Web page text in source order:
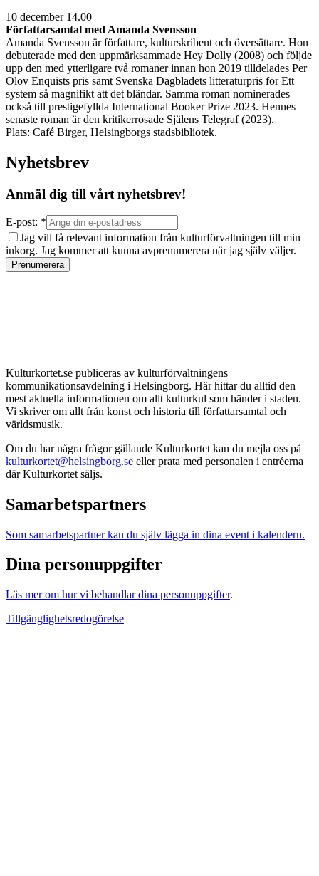
10 december 14.00
Författarsamtal med Amanda Svensson
Amanda Svensson är författare, kulturskribent och översättare. Hon
debuterade med den uppmärksammade Hey Dolly (2008) och följde
upp den med ytterligare två romaner innan hon 2019 tilldelades Per
Olov Enquists pris samt Svenska Dagbladets litteraturpris för Ett
system så magnifikt att det bländar. Samma roman nominerades
också till prestigefyllda International Booker Prize 2023. Hennes
senaste roman är den kritikerrosade Själens Telegraf (2023).
Plats: Café Birger, Helsingborgs stadsbibliotek.
Nyhetsbrev
Anmäl dig till vårt nyhetsbrev!
E-post: *
Jag vill få relevant information från kulturförvaltningen till min
inkorg. Jag kommer att kunna avprenumerera när jag själv väljer.
Prenumerera
Kulturkortet.se publiceras av kulturförvaltningens
kommunikationsavdelning i Helsingborg. Här hittar du alltid den
mest aktuella informationen om allt kulturkul som händer i staden.
Vi skriver om allt från konst och historia till författarsamtal och
världsmusik.
Om du har några frågor gällande Kulturkortet kan du mejla oss på
kulturkortet@helsingborg.se eller prata med personalen i entréerna
där Kulturkortet säljs.
Samarbetspartners
Som samarbetspartner kan du själv lägga in dina event i kalendern.
Dina personuppgifter
Läs mer om hur vi behandlar dina personuppgifter.
Tillgänglighetsredogörelse